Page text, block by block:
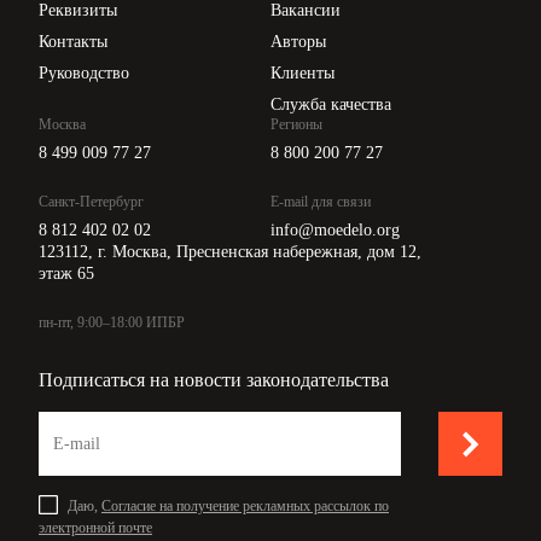
Реквизиты
Контакты
Руководство
Вакансии
Авторы
Клиенты
Служба качества
Москва
8 499 009 77 27
Санкт-Петербург
8 812 402 02 02
Регионы
8 800 200 77 27
E-mail для связи
info@moedelo.org
123112, г. Москва, Пресненская набережная, дом 12,
этаж 65
пн-пт, 9:00–18:00 ИПБР
Подписаться на новости законодательства
Даю, Согласие на получение рекламных рассылок по
электронной почте